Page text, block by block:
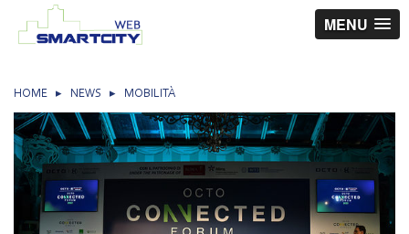
MENU
HOME ▸ NEWS ▸ MOBILITÀ